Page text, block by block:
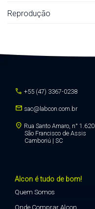
Reprodução
call +55 (47) 3367-0238
mail sac@labcon.com.br
location_on Rua Santo Amaro, n° 1.620
São Francisco de Assis
Camboriú | SC
Alcon é tudo de bom!
Quem Somos
Onde Comprar Alcon